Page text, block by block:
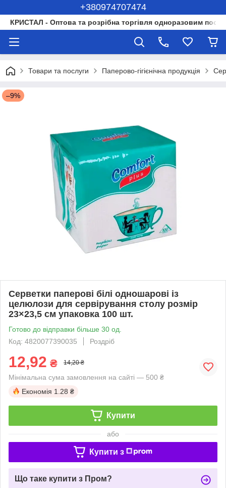
+380974707474
КРИСТАЛ - Оптова та розрібна торгівля одноразовим
Товари та послуги Паперово-гігієнічна продукція
–9%
Серветки паперові білі одношарові із
целюлози для сервірування столу розмір
23×23,5 см упаковка 100 шт.
Готово до відправки більше 30 од.
Код: 4820077390035
Роздріб
12,92 ₴ 14,20 ₴
Мінімальна сума замовлення на сайті — 500 ₴
Економія 1.28 ₴
Купити
або
Купити з
Що таке купити з Пром?